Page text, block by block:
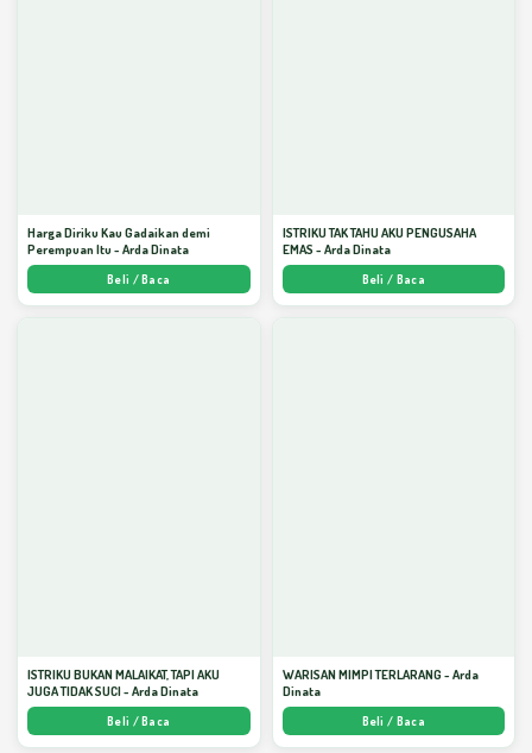
Harga Diriku Kau Gadaikan demi
Perempuan Itu - Arda Dinata
Beli / Baca
ISTRIKU TAK TAHU AKU PENGUSAHA
EMAS - Arda Dinata
Beli / Baca
ISTRIKU BUKAN MALAIKAT, TAPI AKU
JUGA TIDAK SUCI - Arda Dinata
Beli / Baca
WARISAN MIMPI TERLARANG - Arda
Dinata
Beli / Baca